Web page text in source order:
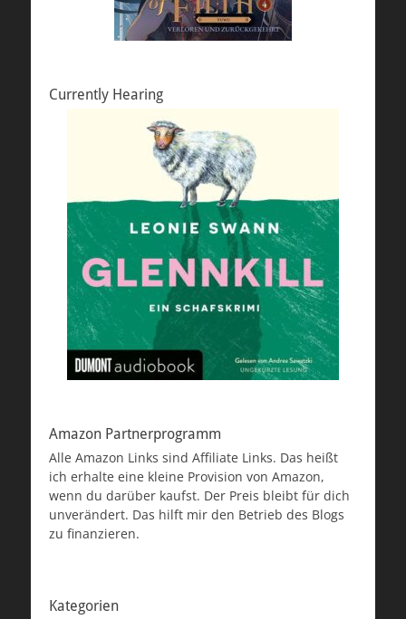
Currently Hearing
Amazon Partnerprogramm
Alle Amazon Links sind Affiliate Links. Das heißt
ich erhalte eine kleine Provision von Amazon,
wenn du darüber kaufst. Der Preis bleibt für dich
unverändert. Das hilft mir den Betrieb des Blogs
zu finanzieren.
Kategorien